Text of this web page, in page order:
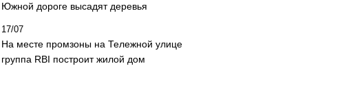
Южной дороге высадят деревья
17/07
На месте промзоны на Тележной улице
группа RBI построит жилой дом